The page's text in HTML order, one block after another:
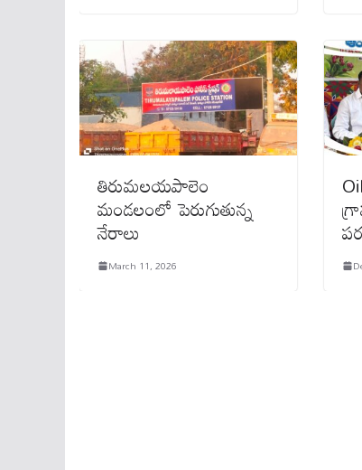
తిరుమలయపాలెం
మండలంలో పెరుగుతున్న
నేరాలు
March 11, 2026